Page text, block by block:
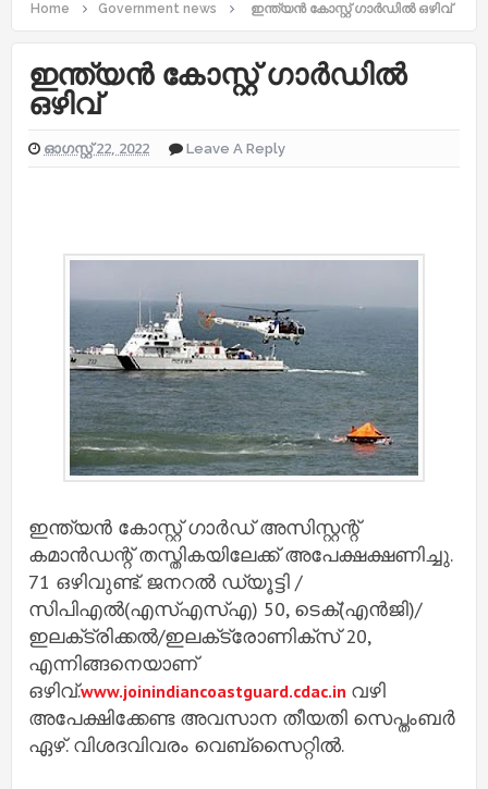
Home Government news ഇന്ത്യന്‍ കോസ്റ്റ് ഗാര്‍ഡില്‍ ഒഴിവ്
ഇന്ത്യന്‍ കോസ്റ്റ് ഗാര്‍ഡില്‍
ഒഴിവ്
ഓഗസ്റ്റ് 22, 2022 Leave A Reply
ഇന്ത്യന്‍ കോസ്റ്റ് ഗാര്‍ഡ് അസിസ്റ്റന്റ്
കമാന്‍ഡന്റ് തസ്തികയിലേക്ക് അപേക്ഷക്ഷണിച്ചു.
71 ഒഴിവുണ്ട്. ജനറല്‍ ഡ്യൂട്ടി /
സിപിഎല്‍(എസ്‌എസ്‌എ) 50, ടെക്(എന്‍ജി)/
ഇലക്‌ട്രിക്കല്‍/ഇലക്‌ട്രോണിക്സ് 20,
എന്നിങ്ങനെയാണ്
ഒഴിവ്.www.joinindiancoastguard.cdac.in വഴി
അപേക്ഷിക്കേണ്ട അവസാന തീയതി സെപ്തംബര്‍
ഏഴ്. വിശദവിവരം വെബ്സൈറ്റില്‍.